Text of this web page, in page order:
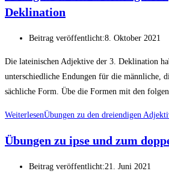
Deklination
Beitrag veröffentlicht:8. Oktober 2021
Die lateinischen Adjektive der 3. Deklination
unterschiedliche Endungen für die männliche,
sächliche Form. Übe die Formen mit den
WeiterlesenÜbungen zu den dreiendigen
Übungen zu ipse und zum
Beitrag veröffentlicht:21. Juni 2021